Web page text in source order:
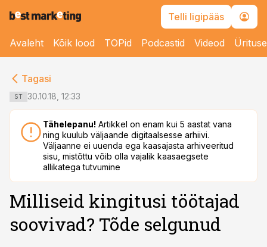
Telli ligipääs
Avaleht Kõik lood TOPid Podcastid Videod
Tagasi
ST 30.10.18, 12:33
Tähelepanu! Artikkel on enam kui 5 aastat vana
ning kuulub väljaande digitaalsesse arhiivi.
Väljaanne ei uuenda ega kaasajasta arhiveeritud
sisu, mistõttu võib olla vajalik kaasaegsete
allikatega tutvumine
Milliseid kingitusi töötajad
soovivad? Tõde selgunud